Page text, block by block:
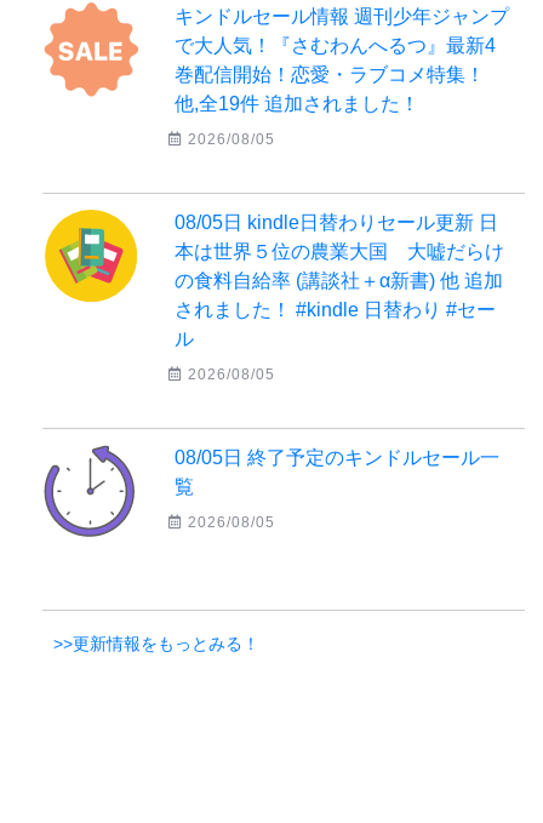
キンドルセール情報 週刊少年ジャンプ
で大人気！『さむわんへるつ』最新4
巻配信開始！恋愛・ラブコメ特集！
他,全19件 追加されました！
2026/08/05
08/05日 kindle日替わりセール更新 日
本は世界５位の農業大国 大嘘だらけ
の食料自給率 (講談社＋α新書) 他 追加
されました！ #kindle 日替わり #セー
ル
2026/08/05
08/05日 終了予定のキンドルセール一
覧
2026/08/05
>>更新情報をもっとみる！